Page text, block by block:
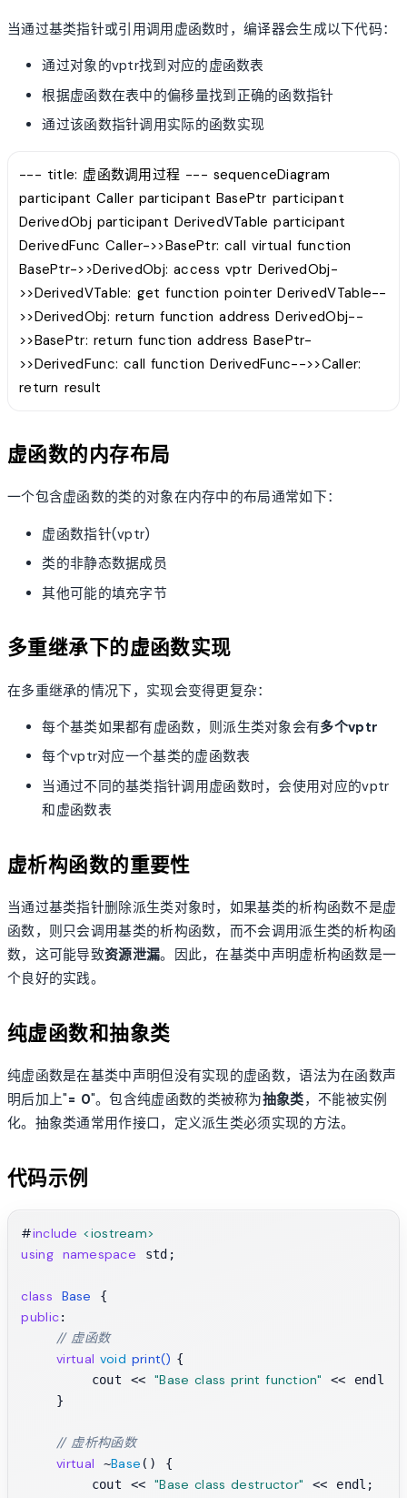
当通过基类指针或引用调用虚函数时，编译器会生成以下代码：
通过对象的vptr找到对应的虚函数表
根据虚函数在表中的偏移量找到正确的函数指针
通过该函数指针调用实际的函数实现
--- title: 虚函数调用过程 --- sequenceDiagram
participant Caller participant BasePtr participant
DerivedObj participant DerivedVTable participant
DerivedFunc Caller->>BasePtr: call virtual function
BasePtr->>DerivedObj: access vptr DerivedObj-
>>DerivedVTable: get function pointer DerivedVTable--
>>DerivedObj: return function address DerivedObj--
>>BasePtr: return function address BasePtr-
>>DerivedFunc: call function DerivedFunc-->>Caller:
return result
虚函数的内存布局
一个包含虚函数的类的对象在内存中的布局通常如下：
虚函数指针(vptr)
类的非静态数据成员
其他可能的填充字节
多重继承下的虚函数实现
在多重继承的情况下，实现会变得更复杂：
每个基类如果都有虚函数，则派生类对象会有多个vptr
每个vptr对应一个基类的虚函数表
当通过不同的基类指针调用虚函数时，会使用对应的vptr
和虚函数表
虚析构函数的重要性
当通过基类指针删除派生类对象时，如果基类的析构函数不是虚
函数，则只会调用基类的析构函数，而不会调用派生类的析构函
数，这可能导致资源泄漏。因此，在基类中声明虚析构函数是一
个良好的实践。
纯虚函数和抽象类
纯虚函数是在基类中声明但没有实现的虚函数，语法为在函数声
明后加上"= 0"。包含纯虚函数的类被称为抽象类，不能被实例
化。抽象类通常用作接口，定义派生类必须实现的方法。
代码示例
#include <iostream>
using namespace std;
class Base
public:
// 虚函数
virtual void print() {
        cout <<
"Base class print function" << endl;
    }
// 虚析构函数
virtual ~Base () {
        cout <<
"Base class destructor" << endl;